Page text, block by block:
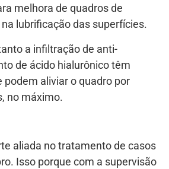
melhora de quadros de
lubrificação das superfícies.
a infiltração de anti-
de ácido hialurônico têm
podem aliviar o quadro por
no máximo.
aliada no tratamento de casos
Isso porque com a supervisão